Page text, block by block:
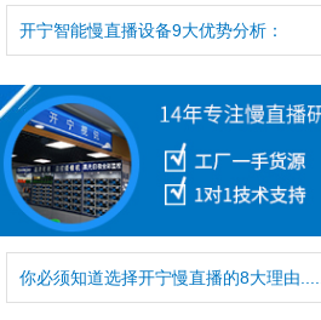
开宁智能慢直播设备9大优势分析：
你必须知道选择开宁慢直播的8大理由......